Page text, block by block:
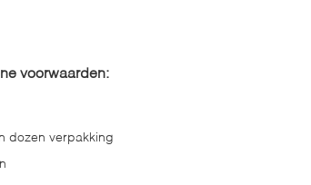
voorwaarden:
dozen verpakking